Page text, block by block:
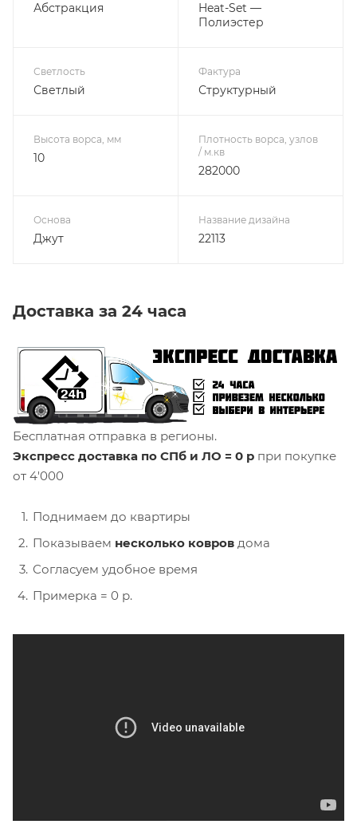
Абстракция
Heat-Set —
Полиэстер
Светлость
Светлый
Фактура
Структурный
Высота ворса, мм
10
Плотность ворса, узлов
/ м.кв
282000
Основа
Джут
Название дизайна
22113
Доставка за 24 часа
Бесплатная отправка в регионы.
Экспресс доставка по СПб и ЛО = 0 р при покупке
от 4'000
Поднимаем до квартиры
Показываем несколько ковров дома
Согласуем удобное время
Примерка = 0 р.